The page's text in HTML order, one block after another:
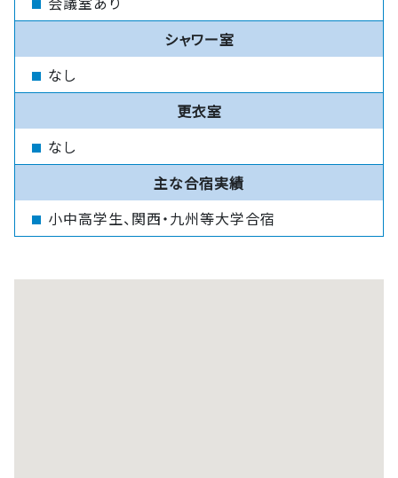
シャワー室
なし
更衣室
なし
主な合宿実績
小中高学生、関西・九州等大学合宿